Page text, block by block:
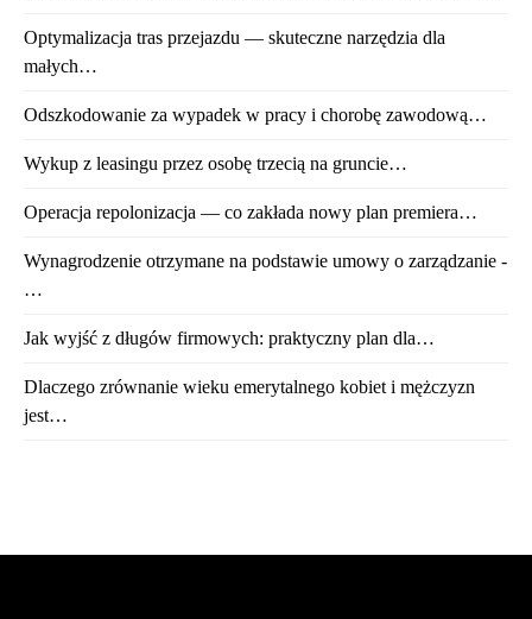
Optymalizacja tras przejazdu — skuteczne narzędzia dla
małych…
Odszkodowanie za wypadek w pracy i chorobę zawodową…
Wykup z leasingu przez osobę trzecią na gruncie…
Operacja repolonizacja — co zakłada nowy plan premiera…
Wynagrodzenie otrzymane na podstawie umowy o zarządzanie -
…
Jak wyjść z długów firmowych: praktyczny plan dla…
Dlaczego zrównanie wieku emerytalnego kobiet i mężczyzn
jest…